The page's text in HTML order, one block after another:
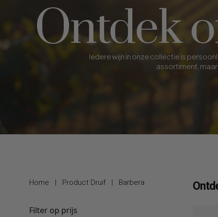
Ontdek
Iedere wijn in onze collectie is
assortiment,
Home | Product Druif | Barbera
Filter op prijs